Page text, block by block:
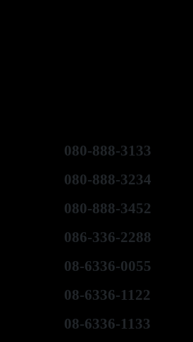
080-888-3133
080-888-3234
080-888-3452
086-336-2288
08-6336-0055
08-6336-1122
08-6336-1133